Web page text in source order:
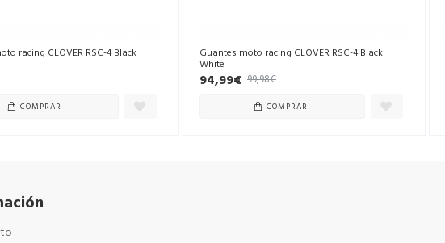
racing CLOVER RSC-4 Black
COMPRAR
Guantes moto racing CLOVER RSC-4 Black
White
94,99€ 99,98€
COMPRAR